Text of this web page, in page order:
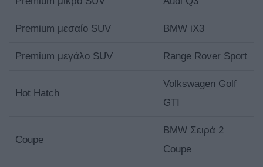
Premium μεσαίο SUV BMW iX3
Premium μεγάλο SUV Range Rover Sport
Hot Hatch
Volkswagen Golf
GTI
Coupe
BMW Σειρά 2
Coupe